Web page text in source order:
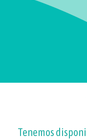
Tenemos